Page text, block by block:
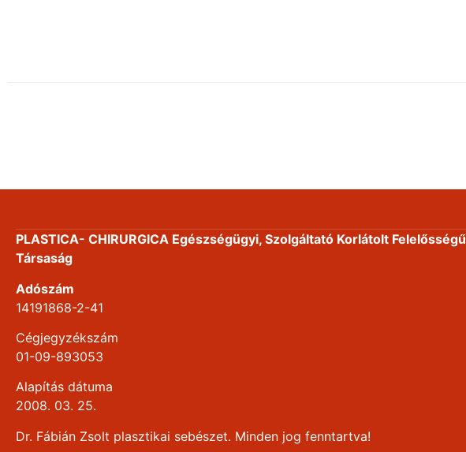
PLASTICA- CHIRURGICA Egészségügyi, Szolgáltató Korlátolt Felelősségű
Társaság
Adószám
14191868-2-41
Cégjegyzékszám
01-09-893053
Alapítás dátuma
2008. 03. 25.
Dr. Fábián Zsolt plasztikai sebészet. Minden jog fenntartva!